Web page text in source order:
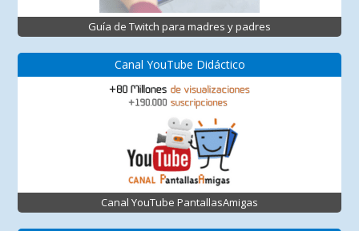
Guía de Twitch para madres y padres
Canal YouTube Didáctico
Canal YouTube PantallasAmigas